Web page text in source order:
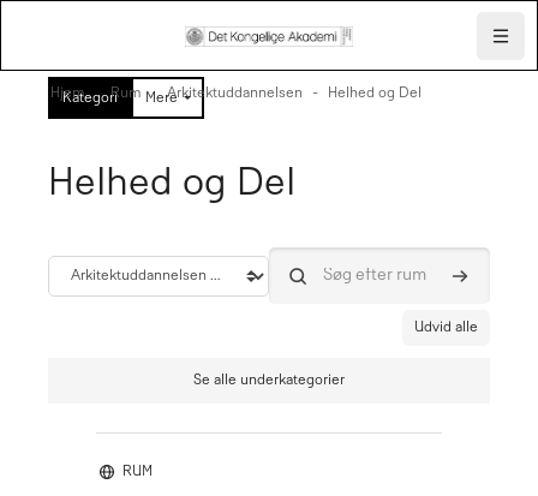
Hjem Rum Arkitektuddannelsen Helhed og Del
Kategori Mere
Helhed og Del
Kategori Søg efter rum Søg efter
Udvid alle
Se alle underkategorier
RUM